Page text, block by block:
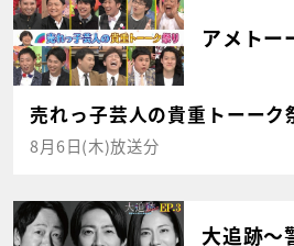
アメトー
売れっ子芸人の貴重トーーク
8月6日(木)放送分
大追跡～